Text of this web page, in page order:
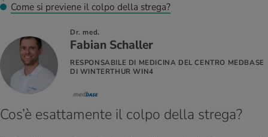
Come si previene il colpo della strega?
Dr. med.
Fabian Schaller
RESPONSABILE DI MEDICINA DEL CENTRO MEDBASE
DI WINTERTHUR WIN4
Cos’è esattamente il colpo della strega?